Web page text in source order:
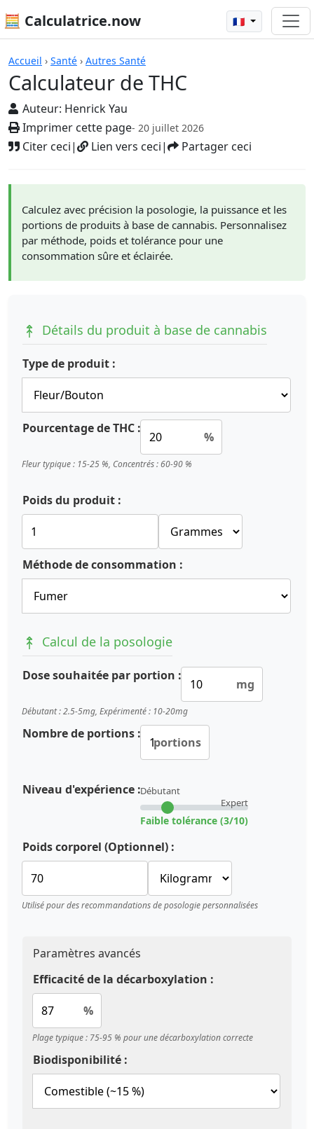
🧮 Calculatrice.now 🇫🇷
Accueil › Santé › Autres Santé
Calculateur de THC
Auteur: Henrick Yau
Imprimer cette page- 20 juillet 2026
Citer ceci| Lien vers ceci| Partager ceci
Calculatrices
Calculez avec précision la posologie, la puissance et les
portions de produits à base de cannabis. Personnalisez
par méthode, poids et tolérance pour une
consommation sûre et éclairée.
Détails du produit à base de cannabis
Type de produit :
Pourcentage de THC :
%
Fleur typique : 15-25 %, Concentrés : 60-90 %
Poids du produit :
Méthode de consommation :
Calcul de la posologie
Dose souhaitée par portion :
mg
Débutant : 2.5-5mg, Expérimenté : 10-20mg
Nombre de portions :
portions
Niveau d'expérience :Débutant
Expert
Faible tolérance (3/10)
Poids corporel (Optionnel) :
Utilisé pour des recommandations de posologie personnalisées
Paramètres avancés
Efficacité de la décarboxylation :
%
Plage typique : 75-95 % pour une décarboxylation correcte
Biodisponibilité :